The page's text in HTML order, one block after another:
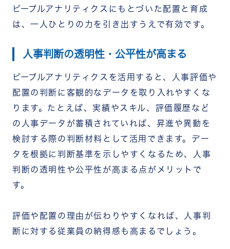
ピープルアナリティクスにもとづいた配置と育成
は、一人ひとりの力を引き出すうえで有効です。
人事判断の透明性・公平性が高まる
ピープルアナリティクスを活用すると、人事評価や
配置の判断に客観的なデータを取り入れやすくな
ります。 たとえば、実績やスキル、評価履歴など
の人事データが蓄積されていれば、昇進や異動を
検討する際の判断材料として活用できます。 デー
タを根拠に判断基準を示しやすくなるため、人事
判断の透明性や公平性が高まる点がメリットで
す。
評価や配置の理由が伝わりやすくなれば、人事判
断に対する従業員の納得感も高まるでしょう。